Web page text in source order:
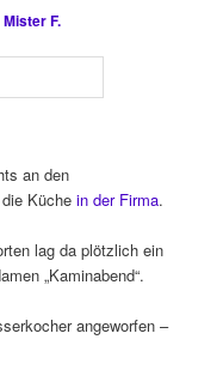
Mister F.
an den
Küche in der Firma.
lag da plötzlich ein
„Kaminabend“.
angeworfen –